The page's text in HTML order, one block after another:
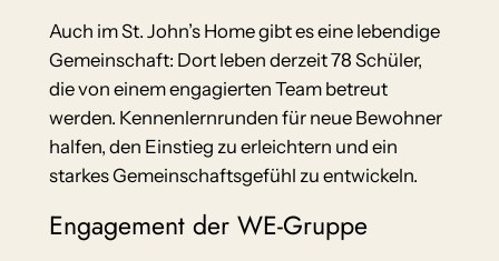
Auch im St. John’s Home gibt es eine lebendige
Gemeinschaft: Dort leben derzeit 78 Schüler,
die von einem engagierten Team betreut
werden. Kennenlernrunden für neue Bewohner
halfen, den Einstieg zu erleichtern und ein
starkes Gemeinschaftsgefühl zu entwickeln.
Engagement der WE-Gruppe